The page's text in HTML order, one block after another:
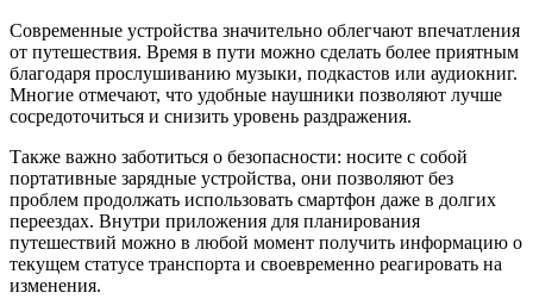
Современные устройства значительно облегчают впечатления
от путешествия. Время в пути можно сделать более приятным
благодаря прослушиванию музыки, подкастов или аудиокниг.
Многие отмечают, что удобные наушники позволяют лучше
сосредоточиться и снизить уровень раздражения.
Также важно заботиться о безопасности: носите с собой
портативные зарядные устройства, они позволяют без
проблем продолжать использовать смартфон даже в долгих
переездах. Внутри приложения для планирования
путешествий можно в любой момент получить информацию о
текущем статусе транспорта и своевременно реагировать на
изменения.